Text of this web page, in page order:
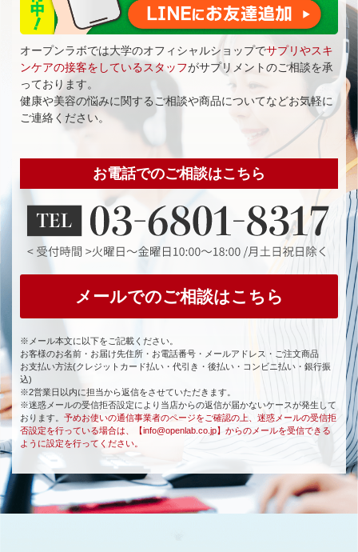
オープンラボでは大学のオフィシャルショップでサプリやスキ
ンケアの接客をしているスタッフがサプリメントのご相談を承
っております。
健康や美容の悩みに関するご相談や商品についてなどお気軽に
ご連絡ください。
お電話でのご相談はこちら
メールでのご相談はこちら
※メール本文に以下をご記載ください。
お客様のお名前・お届け先住所・お電話番号・メールアドレス・ご注文商品
お支払い方法(クレジットカード払い・代引き・後払い・コンビニ払い・銀行振
込)
※2営業日以内に担当から返信をさせていただきます。
※迷惑メールの受信拒否設定により当店からの返信が届かないケースが発生して
おります。 予めお使いの通信事業者のページをご確認の上、迷惑メールの受信拒
否設定を行っている場合は、【info@openlab.co.jp】からのメールを受信できる
ように設定を行ってください。